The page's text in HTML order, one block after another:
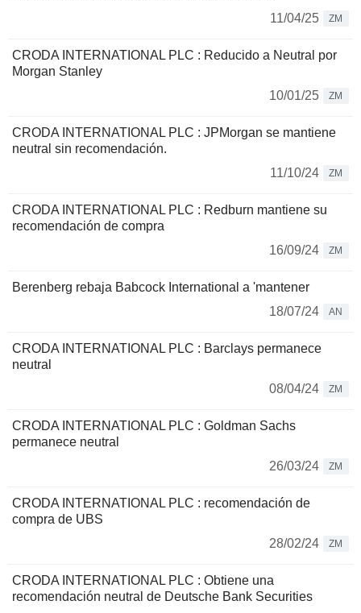
11/04/25
ZM
CRODA INTERNATIONAL PLC : Reducido a Neutral por
Morgan Stanley
10/01/25
ZM
CRODA INTERNATIONAL PLC : JPMorgan se mantiene
neutral sin recomendación.
11/10/24
ZM
CRODA INTERNATIONAL PLC : Redburn mantiene su
recomendación de compra
16/09/24
ZM
Berenberg rebaja Babcock International a 'mantener
18/07/24
AN
CRODA INTERNATIONAL PLC : Barclays permanece
neutral
08/04/24
ZM
CRODA INTERNATIONAL PLC : Goldman Sachs
permanece neutral
26/03/24
ZM
CRODA INTERNATIONAL PLC : recomendación de
compra de UBS
28/02/24
ZM
CRODA INTERNATIONAL PLC : Obtiene una
recomendación neutral de Deutsche Bank Securities